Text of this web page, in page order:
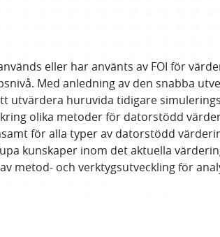
eller har använts av FOI för
Med anledning av den snabba
utvärdera huruvida tidigare
olika metoder för datorstödd
för alla typer av datorstödd
kunskaper inom det aktuella
metod- och verktygsutveckling för